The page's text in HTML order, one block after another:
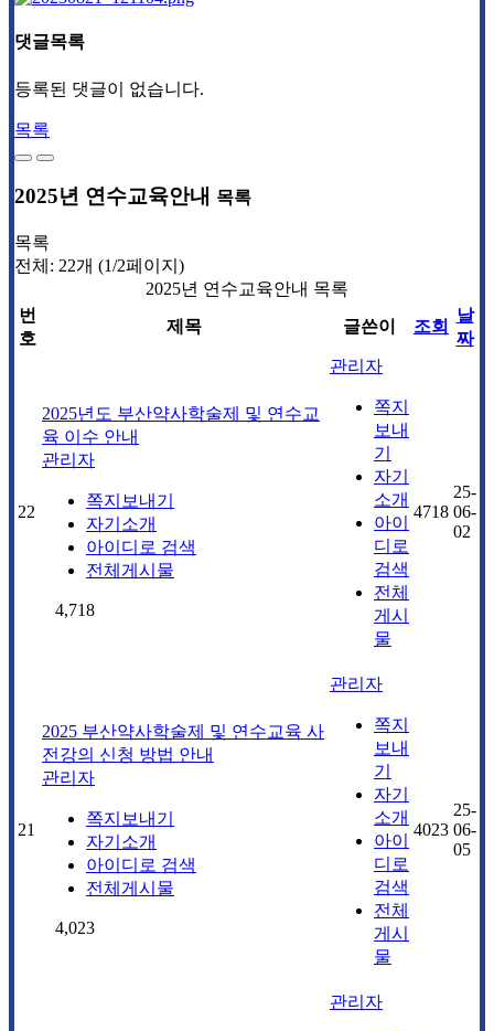
댓글목록
등록된 댓글이 없습니다.
목록
2025년 연수교육안내 목록
목록
전체: 22개 (1/2페이지)
2025년 연수교육안내 목록
번
호
제목 글쓴이 조회
날
짜
22
2025년도 부산약사학술제 및 연수교
육 이수 안내
관리자
쪽지보내기
자기소개
아이디로 검색
전체게시물
4,718
관리자
쪽지
보내
기
자기
소개
아이
디로
검색
전체
게시
물
4718
25-
06-
02
21
2025 부산약사학술제 및 연수교육 사
전강의 신청 방법 안내
관리자
쪽지보내기
자기소개
아이디로 검색
전체게시물
4,023
관리자
쪽지
보내
기
자기
소개
아이
디로
검색
전체
게시
물
4023
25-
06-
05
관리자